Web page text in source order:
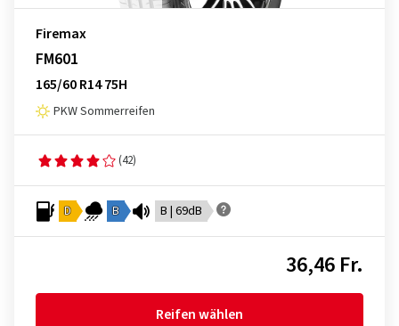
Firemax
FM601
165/60 R14 75H
PKW Sommerreifen
(42)
D B B | 69dB
36,46 Fr.
Reifen wählen